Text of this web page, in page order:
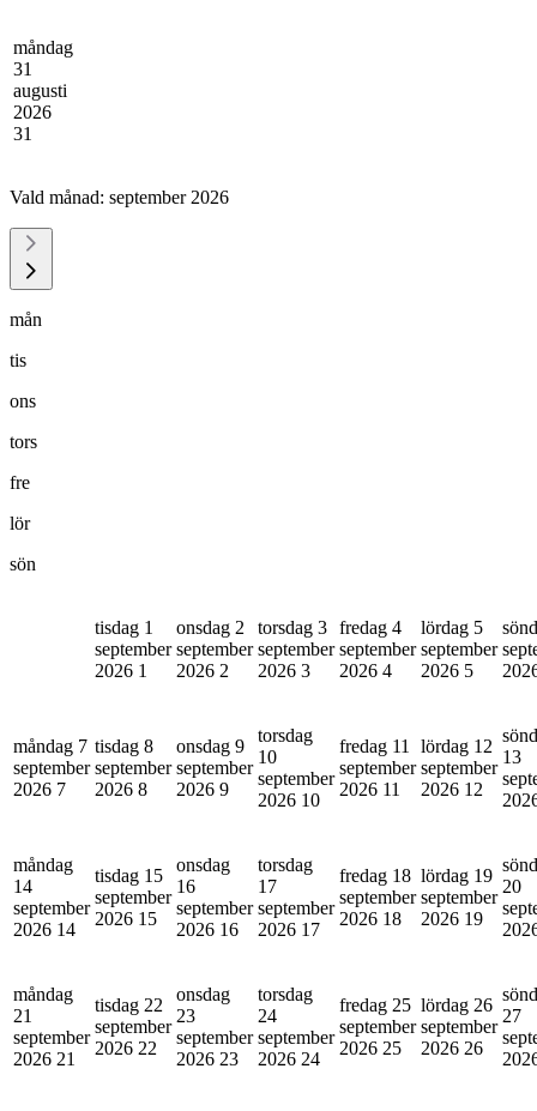
måndag
31
augusti
2026
31
Vald månad: september 2026
mån
tis
ons
tors
fre
lör
sön
tisdag 1
september
2026 1
onsdag 2
september
2026 2
torsdag 3
september
2026 3
fredag 4
september
2026 4
lördag 5
september
2026 5
måndag 7
september
2026 7
tisdag 8
september
2026 8
onsdag 9
september
2026 9
torsdag
10
september
2026 10
fredag 11
september
2026 11
lördag 12
september
2026 12
13
måndag
14
september
2026 14
tisdag 15
september
2026 15
onsdag
16
september
2026 16
torsdag
17
september
2026 17
fredag 18
september
2026 18
lördag 19
september
2026 19
20
måndag
21
september
2026 21
tisdag 22
september
2026 22
onsdag
23
september
2026 23
torsdag
24
september
2026 24
fredag 25
september
2026 25
lördag 26
september
2026 26
27